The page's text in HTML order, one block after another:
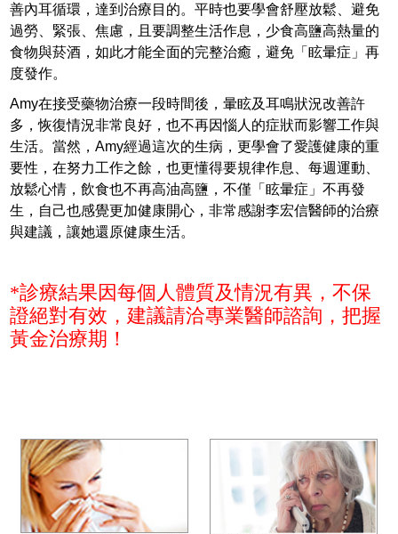
善內耳循環，達到治療目的。平時也要學會舒壓放鬆、避免
過勞、緊張、焦慮，且要調整生活作息，少食高鹽高熱量的
食物與菸酒，如此才能全面的完整治癒，避免「眩暈症」再
度發作。
Amy在接受藥物治療一段時間後，暈眩及耳鳴狀況改善許
多，恢復情況非常良好，也不再因惱人的症狀而影響工作與
生活。當然，Amy經過這次的生病，更學會了愛護健康的重
要性，在努力工作之餘，也更懂得要規律作息、每週運動、
放鬆心情，飲食也不再高油高鹽，不僅「眩暈症」不再發
生，自己也感覺更加健康開心，非常感謝李宏信醫師的治療
與建議，讓她還原健康生活。
*診療結果因每個人體質及情況有異，不保
證絕對有效，建議請洽專業醫師諮詢，把握
黃金治療期！